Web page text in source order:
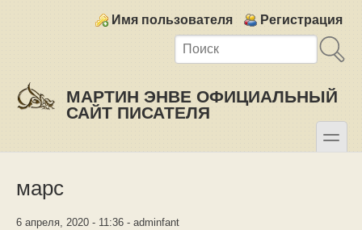
Login links
Имя пользователя Регистрация
МАРТИН ЭНВЕ ОФИЦИАЛЬНЫЙ
САЙТ ПИСАТЕЛЯ
toggle
марс
6 апреля, 2020 - 11:36 - adminfant